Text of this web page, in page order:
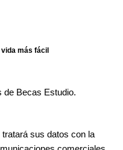
más fácil
de Becas Estudio.
sus datos con la